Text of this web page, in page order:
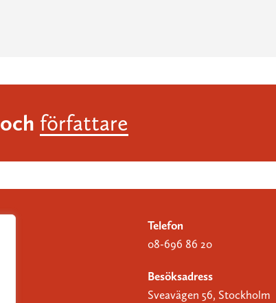
och författare
Telefon
08-696 86 20
Besöksadress
Sveavägen 56, Stockholm